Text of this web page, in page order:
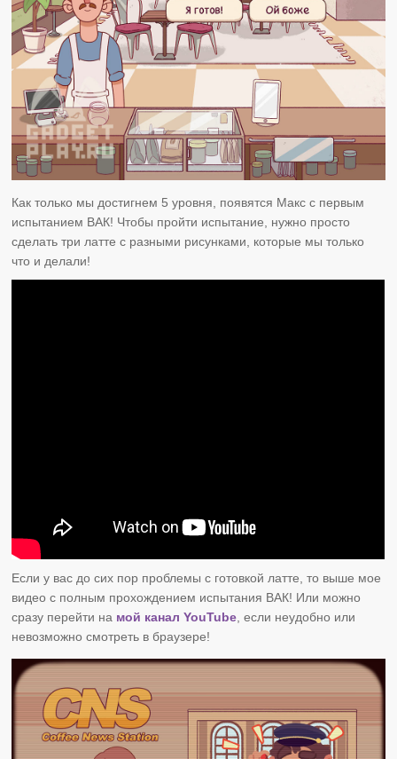
Как только мы достигнем 5 уровня, появятся Макс с первым
испытанием ВАК! Чтобы пройти испытание, нужно просто
сделать три латте с разными рисунками, которые мы только
что и делали!
Если у вас до сих пор проблемы с готовкой латте, то выше мое
видео с полным прохождением испытания ВАК! Или можно
сразу перейти на мой канал YouTube , если неудобно или
невозможно смотреть в браузере!